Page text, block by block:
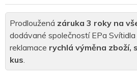
Prodloužená záruka 3 roky na
dodávané společností EPa Svítidla
reklamace rychlá výměna zboží,
kus.